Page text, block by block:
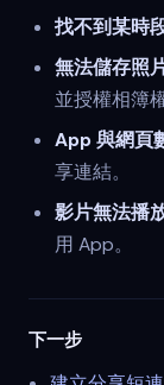
找不到某時
無法儲存照
並授權相簿權
App 與網頁
享連結。
影片無法播
用 App。
下一步